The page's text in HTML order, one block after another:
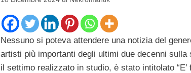
Nessuno si poteva attendere una notizia del
artisti più importanti degli ultimi due decenni sulla
il settimo realizzato in studio, è stato intitolato